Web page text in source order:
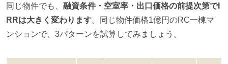
同じ物件でも、 融資条件・空室率・出口価格の前提次第でI
RRは大きく変わります。同じ物件価格1億円のRC一棟マ
ンションで、3パターンを試算してみましょう。